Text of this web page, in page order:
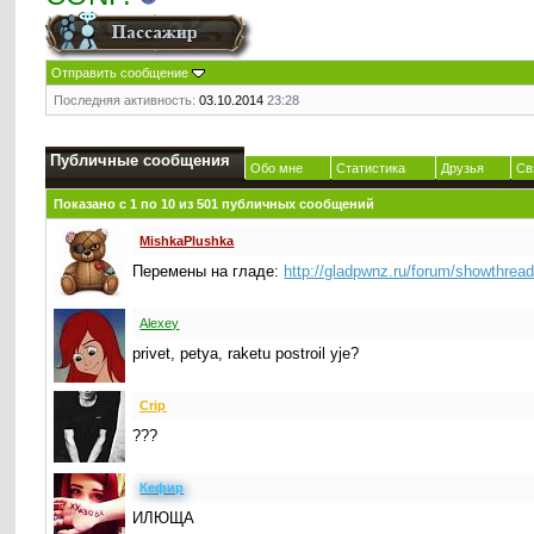
Отправить сообщение
Последняя активность: 03.10.201423:28
Публичные сообщения Обо мне Статистика Друзья
Показано с 1 по10 из501 публичных сообщений
MishkaPlushka
Перемены на гладе: http://gladpwnz.ru/forum/
Alexey
privet, petya, raketu postroil yje?
Crip
???
Кефир
ИЛЮЩА